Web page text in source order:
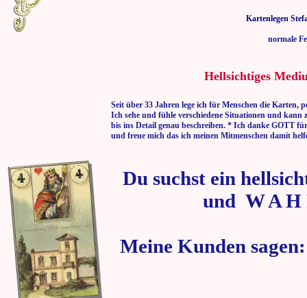
Kartenlegen
normale
Hellsichtiges
Seit über 33 Jahren lege ich für Menschen die Karten,
Ich sehe und fühle verschiedene Situationen und kann
bis ins Detail genau beschreiben. * Ich danke GOTT
und freue mich das ich meinen Mitmenschen damit
Du suchst ein
und W A H
Meine Kunden